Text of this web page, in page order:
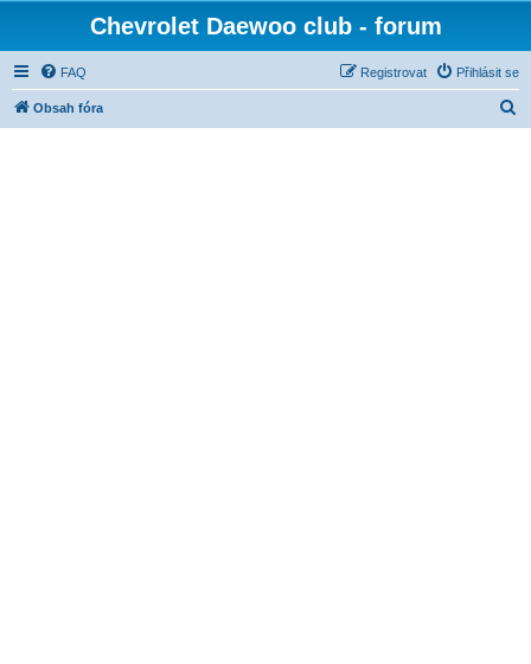
Chevrolet Daewoo club - forum
FAQ Přihlásit se
Registrovat
Obsah fóra